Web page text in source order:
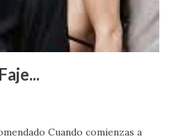
Cuando comienzas a